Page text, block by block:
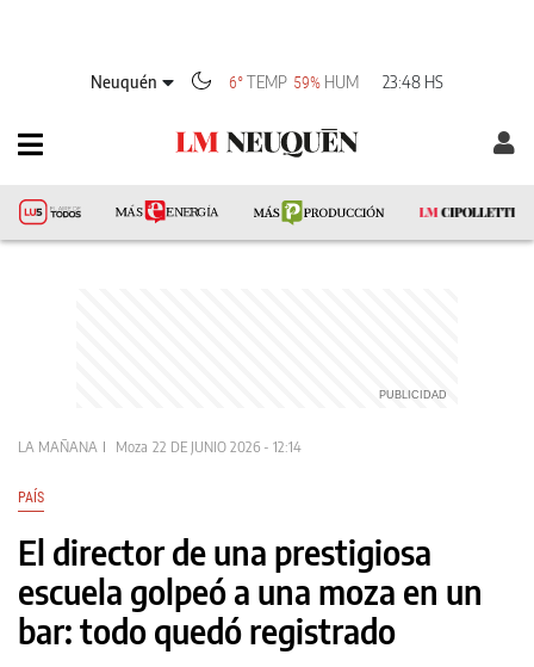
Neuquén 6° TEMP 59% HUM 23:48 HS
LA MAÑANA Moza 22 DE JUNIO 2026 - 12:14
PAÍS
El director de una prestigiosa
escuela golpeó a una moza en un
bar: todo quedó registrado